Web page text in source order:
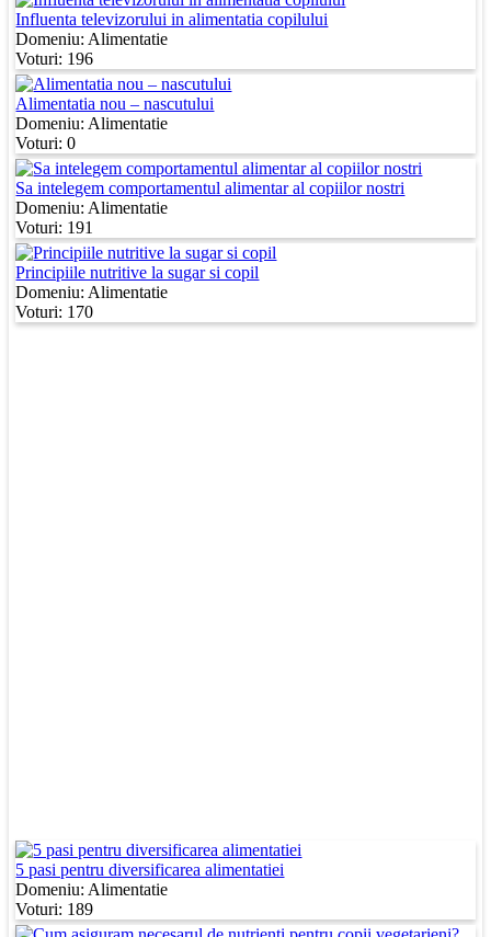
Influenta televizorului in alimentatia copilului
Domeniu: Alimentatie
Voturi: 196
Alimentatia nou – nascutului
Domeniu: Alimentatie
Voturi: 0
Sa intelegem comportamentul alimentar al copiilor nostri
Domeniu: Alimentatie
Voturi: 191
Principiile nutritive la sugar si copil
Domeniu: Alimentatie
Voturi: 170
5 pasi pentru diversificarea alimentatiei
Domeniu: Alimentatie
Voturi: 189